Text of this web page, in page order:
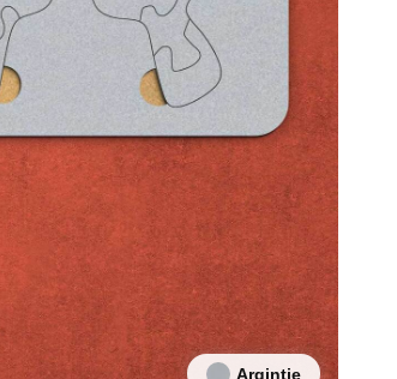
Argintie